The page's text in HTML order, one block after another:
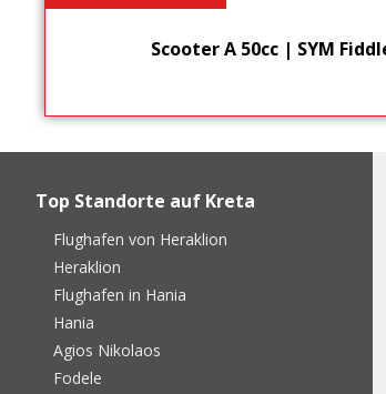
Scooter A 50cc | SYM
Top Standorte auf Kreta
Flughafen von Heraklion
Heraklion
Flughafen in Hania
Hania
Agios Nikolaos
Fodele